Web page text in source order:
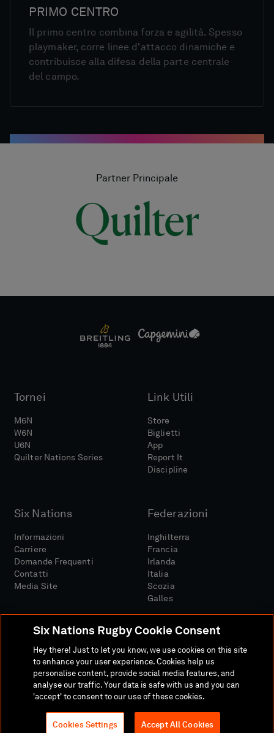
PRIMO CENTRO
Il primo centro combina forza e agilità. Spesso
playmaker, corre linee d'attacco dinamiche e
contribuisce alla difesa della parte centrale
del campo.
Partner Principale
Tornei
M6N
W6N
U6N
Quilter Nations Series
Link Utili
Store
Biglietti
App
Report It
Discipline
Six Nations
Informazioni
Carriere
Domande Frequenti
Contatti
Media Site
Federazioni
Inghilterra
Francia
Irlanda
Italia
Scozia
Galles
Sito MediaTermini E Condizioni
Politica Sulla RiservatezzaInformativa Sui Cookie
Politica Sociale E Digitale
Six Nations Rugby Cookie Consent
Hey there! Just to let you know, we use cookies on this site
to enhance your user experience. Cookies help us
personalise content, provide social media features, and
analyse our traffic. Your data is safe with us and you can
'accept' to consent to our use of these cookies.
Cookies Settings Accept All Cookies